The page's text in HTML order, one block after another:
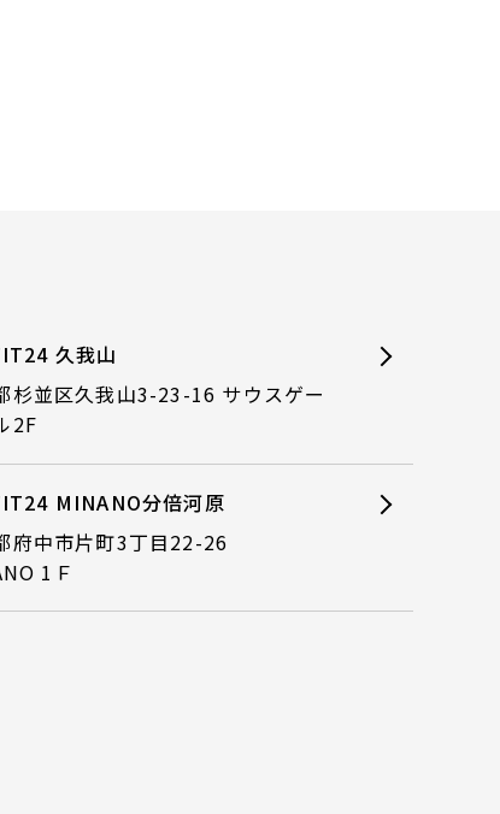
久我山
杉並区久我山3-23-16 サウスゲー
2F
MINANO分倍河原
府中市片町3丁目22-26
1Ｆ